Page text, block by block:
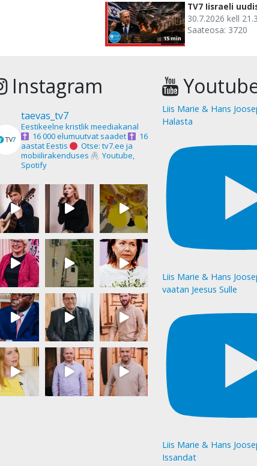
15 min
TV7 Iisraeli
30.7.2026 kell
Saateosa: 3720
Instagram
taevas_tv7
Eestikeelne kristlik meediakanal
16 000 elumuutvat saadet
16
aastat Eestis
Otse: tv7.ee ja
mobiilirakenduses
Youtube,
Spotify
Liis Marie & Hans
Halasta
Liis Marie & Hans
vaatan Jeesus Sulle
Liis Marie & Hans
Issandat